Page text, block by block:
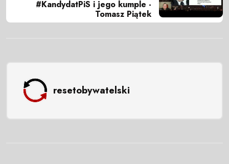
#KandydatPiS i jego kumple -
Tomasz Piątek
resetobywatelski